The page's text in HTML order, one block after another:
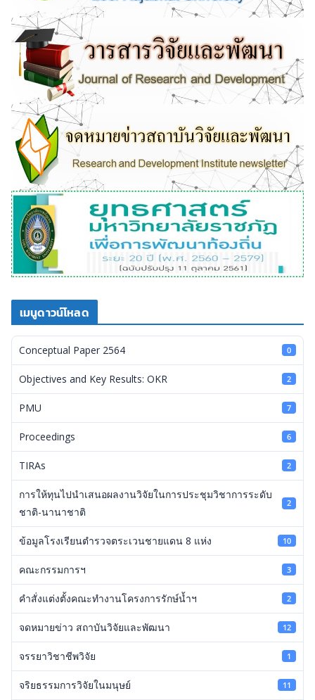
เมนูดาวน์โหลด
Conceptual Paper 2564 0
Objectives and Key Results: OKR 2
PMU 7
Proceedings 6
TIRAs 2
การให้ทุนไปนำเสนอผลงานวิจัยในการประชุมวิชาการระดับ
ชาติ-นานาชาติ
2
ข้อมูลโรงเรียนตำรวจตระเวนชายแดน 8 แห่ง 10
คณะกรรมการฯ 3
คำสั่งแต่งตั้งคณะทำงานโครงการรักษ์น้ำฯ 2
จดหมายข่าว สถาบันวิจัยและพัฒนา 12
จรรยาวิชาชีพวิจัย 1
จริยธรรมการวิจัยในมนุษย์ 11